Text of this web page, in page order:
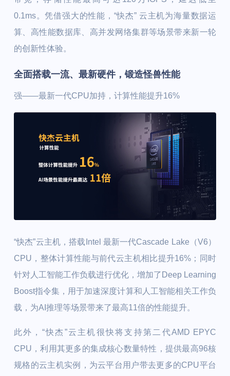
0.1ms。凭借强大的性能，“快杰” 云主机为海量数据运
算、高性能数据库、高并发网络集群等场景带来新一轮
的创新性体验。
全面搭载一流、最新硬件，锻造怪兽性能
强——最新一代CPU加持，计算性能提升16%
“快杰”云主机，搭载Intel 最新一代Cascade Lake（V6）
CPU，整体计算性能与前代云主机相比提升16%；同时
针对人工智能工作负载进行优化，增加了Deep Learning
Boost指令集，用于加速深度计算和人工智能相关工作负
载，为AI推理等场景带来了最高11倍的性能提升。
此外，“快杰”云主机很快将支持第二代AMD EPYC
CPU，利用其更多的集成核心数量特性，提供最高96核
规格的云主机实例，为云平台用户带去更多的CPU平台